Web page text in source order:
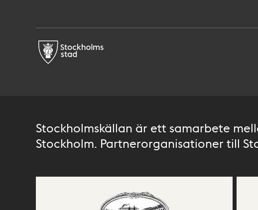
Stockholmskällan är ett samarbete
Stockholm. Partnerorganisationer till